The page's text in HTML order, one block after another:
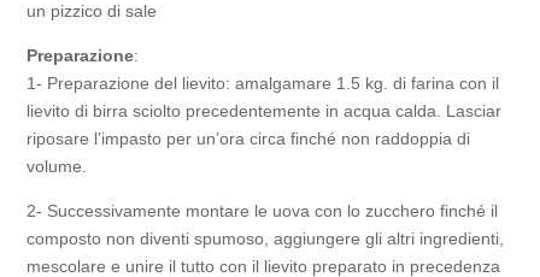
un pizzico di sale
Preparazione:
1- Preparazione del lievito: amalgamare 1.5 kg. di farina con il
lievito di birra sciolto precedentemente in acqua calda. Lasciar
riposare l’impasto per un’ora circa finché non raddoppia di
volume.
2- Successivamente montare le uova con lo zucchero finché il
composto non diventi spumoso, aggiungere gli altri ingredienti,
mescolare e unire il tutto con il lievito preparato in precedenza